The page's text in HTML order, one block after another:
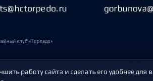
клуб «Торпедо»
работу сайта и сделать его удобнее